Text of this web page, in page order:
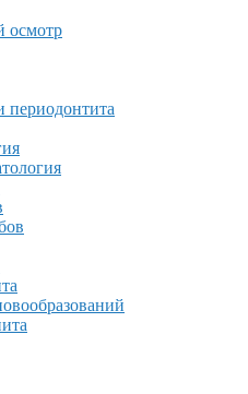
осмотр
периодонтита